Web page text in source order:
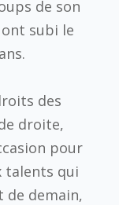
de son
ont subi le
des
droite,
pour
talents qui
de demain,